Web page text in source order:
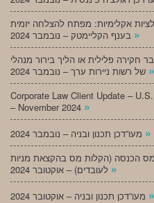
אקלימיות: מפתח להצלחה יזמית
»
חקירה פלילית או הליך בירור מנהלי
»
Corporate Law Client Update –
– November 2024 »
»
מס הכנסה (הקלות מס בהקצאת מניות
»
»